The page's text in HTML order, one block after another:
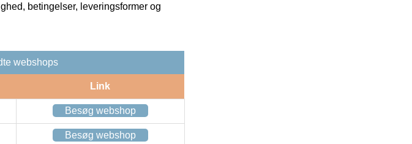
betingelser, leveringsformer og
webshops
Link
Besøg webshop
Besøg webshop